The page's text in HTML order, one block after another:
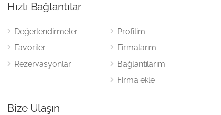
Hızlı Bağlantılar
Değerlendirmeler
Favoriler
Rezervasyonlar
Profilim
Firmalarım
Bağlantılarım
Firma ekle
Bize Ulaşın